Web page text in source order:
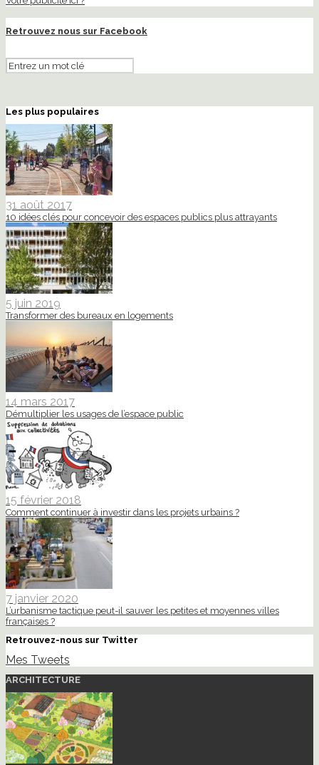
Retrouvez nous sur Facebook
Les plus populaires
31 août 2017
10 idées clés pour concevoir des espaces publics plus attrayants
5 juin 2019
Transformer des bureaux en logements
14 mars 2017
Démultiplier les usages de l’espace public
15 février 2018
Comment continuer à investir dans les projets urbains ?
7 janvier 2020
L’urbanisme tactique peut-il sauver les petites et moyennes villes
françaises ?
Retrouvez-nous sur Twitter
Mes Tweets
ARCHITECTURE